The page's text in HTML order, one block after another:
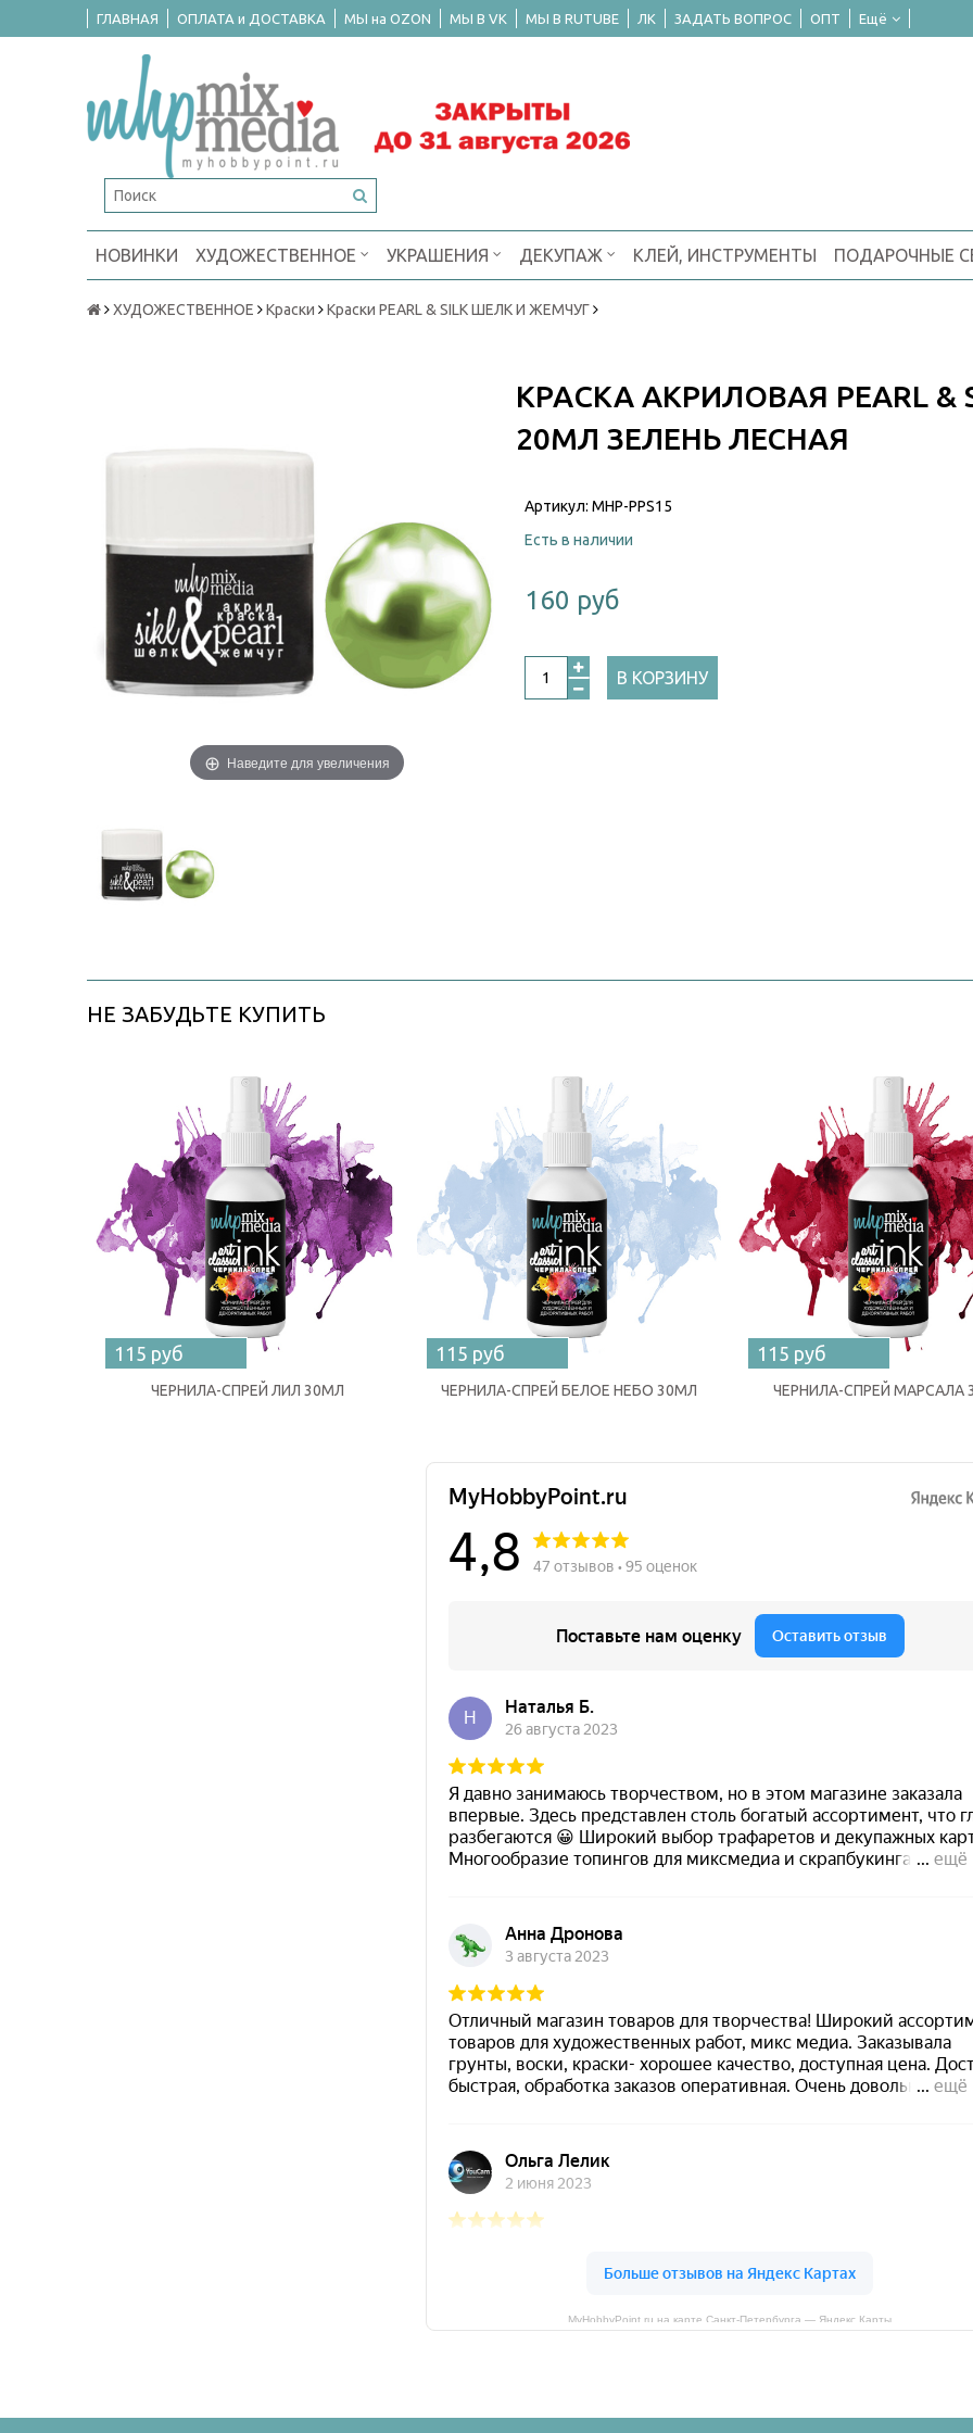
ГЛАВНАЯ ОПЛАТА и ДОСТАВКА МЫ на OZON МЫ В VK МЫ В RUTUBE ЛК ЗАДАТЬ ВОПРОС ОПТ Ещё
НОВИНКИ ХУДОЖЕСТВЕННОЕ УКРАШЕНИЯ ДЕКУПАЖ КЛЕЙ, ИНСТРУМЕНТЫ ПОДАРОЧНЫЕ
ХУДОЖЕСТВЕННОЕ Краски Краски PEARL & SILK ШЕЛК И ЖЕМЧУГ
КРАСКА АКРИЛОВАЯ PEARL
20МЛ ЗЕЛЕНЬ ЛЕСНАЯ
Наведите для увеличения
Артикул: MHP-PPS15
Есть в наличии
160 руб
В КОРЗИНУ
НЕ ЗАБУДЬТЕ КУПИТЬ
115 руб
ЧЕРНИЛА-СПРЕЙ ЛИЛ 30МЛ
115 руб
ЧЕРНИЛА-СПРЕЙ БЕЛОЕ НЕБО 30МЛ
115 руб
ЧЕРНИЛА-СПРЕЙ МАРСАЛА
MyHobbyPoint.ru на карте Санкт‑Петербурга — Яндекс Карты